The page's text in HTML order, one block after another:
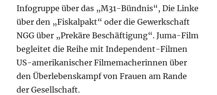
Infogruppe über das „M31-Bündnis“, Die Linke
über den „Fiskalpakt“ oder die Gewerkschaft
NGG über „Prekäre Beschäftigung“. Juma-Film
begleitet die Reihe mit Independent-Filmen
US-amerikanischer Filmemacherinnen über
den Überlebenskampf von Frauen am Rande
der Gesellschaft.